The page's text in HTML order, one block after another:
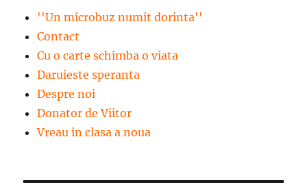
''Un microbuz numit dorinta''
Contact
Cu o carte schimba o viata
Daruieste speranta
Despre noi
Donator de Viitor
Vreau in clasa a noua